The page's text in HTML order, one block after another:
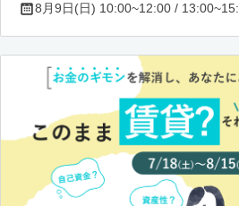
8月9日(日) 10:00~12:00 /